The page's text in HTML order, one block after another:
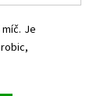
Je